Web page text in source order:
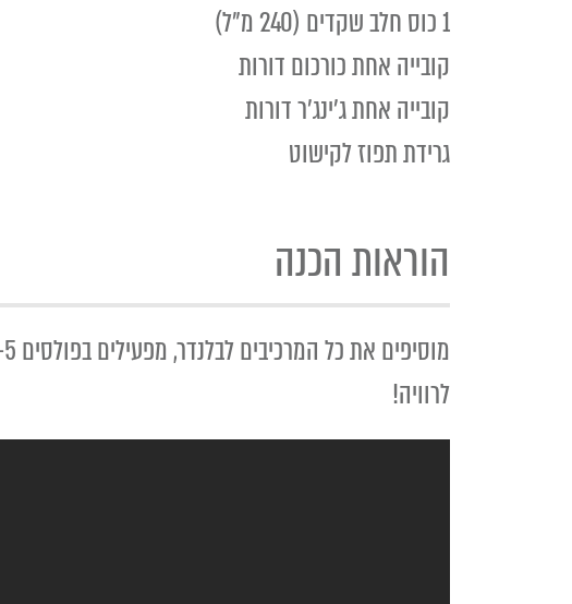
1 כוס חלב שקדים (240 מ"ל)
קובייה אחת כורכום דורות
קובייה אחת ג'ינג'ר דורות
גרידת תפוז לקישוט
הוראות הכנה
מוסיפים את כל המרכיבים לבלנדר, מפעילים בפולסים 4-5 פעמים עד לריסוק הקרח וממשיכים במהירות גבוהה עוד כ-30 שניות.
לרוויה!